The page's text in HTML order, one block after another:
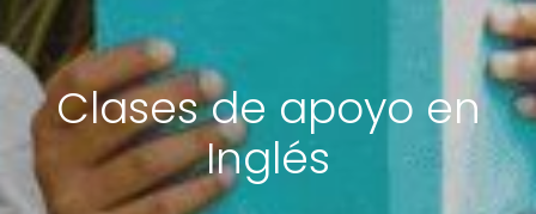
Clases de apoyo en
Inglés